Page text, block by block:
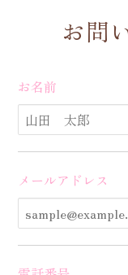
お問
お名前
メールアドレス